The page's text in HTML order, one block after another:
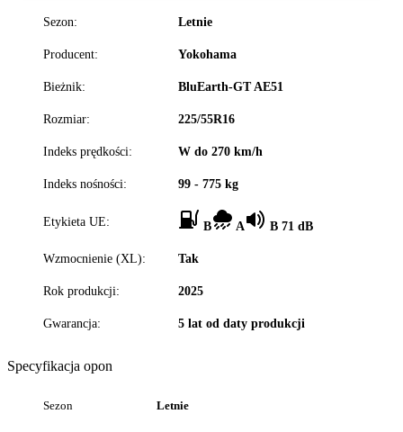
Sezon: Letnie
Producent: Yokohama
Bieżnik: BluEarth-GT AE51
Rozmiar: 225/55R16
Indeks prędkości: W do 270 km/h
Indeks nośności: 99 - 775 kg
Etykieta UE: B A B 71 dB
Wzmocnienie (XL): Tak
Rok produkcji: 2025
Gwarancja: 5 lat od daty produkcji
Specyfikacja opon
Sezon Letnie